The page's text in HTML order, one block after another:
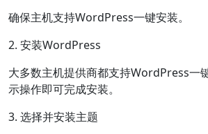
确保主机支持WordPress一键安装。
2. 安装WordPress
大多数主机提供商都支持WordPress一
示操作即可完成安装。
3. 选择并安装主题